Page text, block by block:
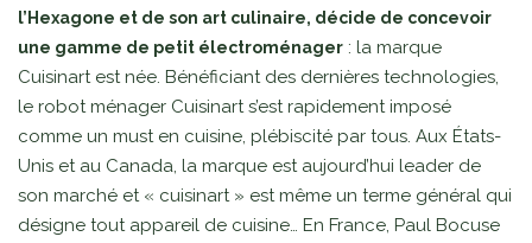
l’Hexagone et de son art culinaire, décide de concevoir
une gamme de petit électroménager : la marque
Cuisinart est née. Bénéficiant des dernières technologies,
le robot ménager Cuisinart s’est rapidement imposé
comme un must en cuisine, plébiscité par tous. Aux États-
Unis et au Canada, la marque est aujourd’hui leader de
son marché et « cuisinart » est même un terme général qui
désigne tout appareil de cuisine… En France, Paul Bocuse